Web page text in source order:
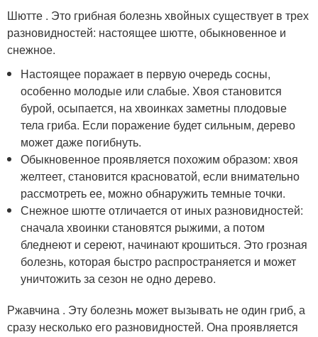
Шютте . Это грибная болезнь хвойных существует в трех
разновидностей: настоящее шютте, обыкновенное и
снежное.
Настоящее поражает в первую очередь сосны,
особенно молодые или слабые. Хвоя становится
бурой, осыпается, на хвоинках заметны плодовые
тела гриба. Если поражение будет сильным, дерево
может даже погибнуть.
Обыкновенное проявляется похожим образом: хвоя
желтеет, становится красноватой, если внимательно
рассмотреть ее, можно обнаружить темные точки.
Снежное шютте отличается от иных разновидностей:
сначала хвоинки становятся рыжими, а потом
бледнеют и сереют, начинают крошиться. Это грозная
болезнь, которая быстро распространяется и может
уничтожить за сезон не одно дерево.
Ржавчина . Эту болезнь может вызывать не один гриб, а
сразу несколько его разновидностей. Она проявляется